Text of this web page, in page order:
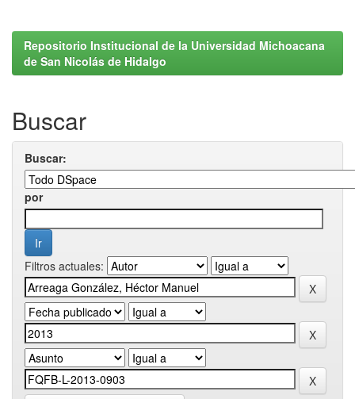
Repositorio Institucional de la Universidad Michoacana
de San Nicolás de Hidalgo
Buscar
Buscar:
por
Filtros actuales: